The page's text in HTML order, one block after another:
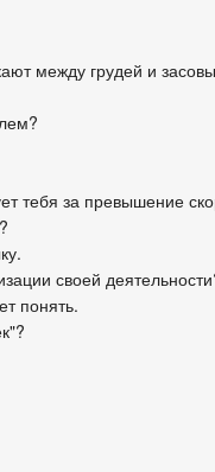
между грудей и
тебя за превышение
своей
понять.